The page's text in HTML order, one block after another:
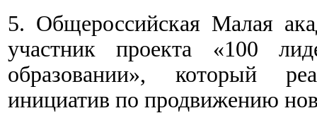
5. Общероссийская Малая
участник проекта «100
образовании», который
инициатив по продвижению